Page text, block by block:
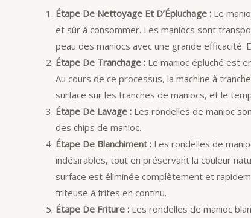
Étape De Nettoyage Et D’Épluchage : Le
et sûr à consommer. Les maniocs sont
peau des maniocs avec une grande
Étape De Tranchage : Le manioc épluché est
Au cours de ce processus, la machine à
surface sur les tranches de maniocs, et le
Étape De Lavage : Les rondelles de manioc
des chips de manioc.
Étape De Blanchiment : Les rondelles de
indésirables, tout en préservant la couleur
surface est éliminée complètement et
friteuse à frites en continu.
Étape De Friture : Les rondelles de manioc